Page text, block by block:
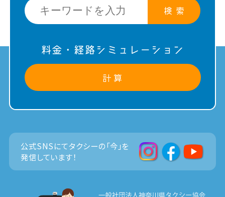
検 索
料金・経路シミュレーション
計 算
公式SNSにてタクシーの「今」を
発信しています！